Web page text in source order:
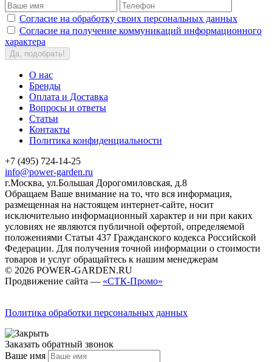
Согласие на обработку своих персональных данных
Согласие на получение коммуникаций информационного
характера
Да, подобрать!
О нас
Бренды
Оплата и Доставка
Вопросы и ответы
Статьи
Контакты
Политика конфиденциальности
+7 (495) 724-14-25
info@power-garden.ru
г.Москва, ул.Большая Дорогомиловская, д.8
Обращаем Ваше внимание на то, что вся информация,
размещенная на настоящем интернет-сайте, носит
исключительно информационный характер и ни при каких
условиях не являются публичной офертой, определяемой
положениями Статьи 437 Гражданского кодекса Российской
Федерации. Для получения точной информации о стоимости
товаров и услуг обращайтесь к нашим менеджерам
© 2026 POWER-GARDEN.RU
Продвижение сайта — «СТК-Промо»
Политика обработки персональных данных
Заказать обратный звонок
Ваше имя